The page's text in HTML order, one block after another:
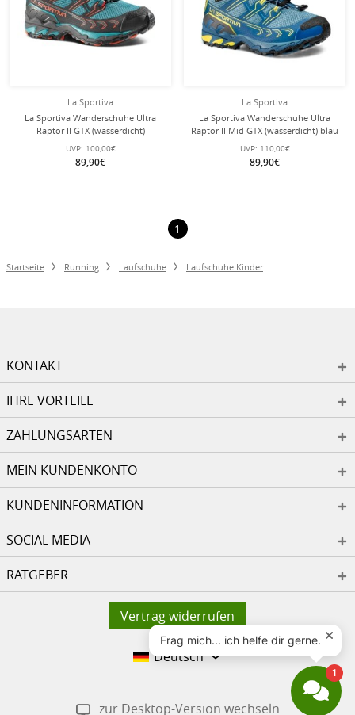
La Sportiva
La Sportiva Wanderschuhe Ultra
Raptor II GTX (wasserdicht)
blau/grau Kinder
UVP: 100,00€
89,90€
La Sportiva
La Sportiva Wanderschuhe Ultra
Raptor II Mid GTX (wasserdicht) blau
Kinder
UVP: 110,00€
89,90€
1
Startseite Running Laufschuhe Laufschuhe Kinder
KONTAKT
IHRE VORTEILE
ZAHLUNGSARTEN
MEIN KUNDENKONTO
KUNDENINFORMATION
SOCIAL MEDIA
RATGEBER
Vertrag widerrufen
Deutsch
zur Desktop-Version wechseln